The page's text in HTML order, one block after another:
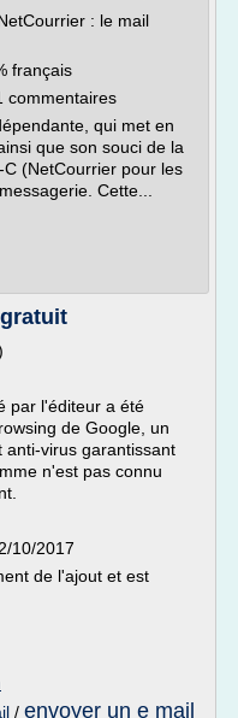
: le mail
français
commentaires
qui met en
que son souci de la
(NetCourrier pour les
Cette...
par l'éditeur a été
de Google, un
anti-virus garantissant
n'est pas connu
10/2017
de l'ajout et est
/ envoyer un e mail